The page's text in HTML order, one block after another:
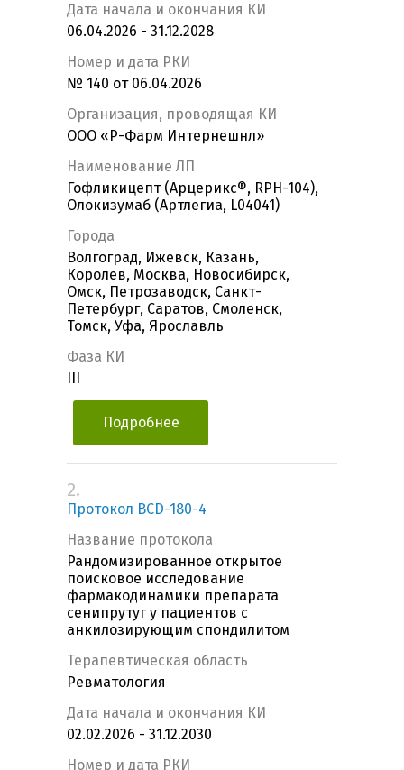
Дата начала и окончания КИ
06.04.2026 - 31.12.2028
Номер и дата РКИ
№ 140 от 06.04.2026
Организация, проводящая КИ
ООО «Р-Фарм Интернешнл»
Наименование ЛП
Гофликицепт (Арцерикс®, RPH-104),
Олокизумаб (Артлегиа, L04041)
Города
Волгоград, Ижевск, Казань,
Королев, Москва, Новосибирск,
Омск, Петрозаводск, Санкт-
Петербург, Саратов, Смоленск,
Томск, Уфа, Ярославль
Фаза КИ
Подробнее
2.
Протокол BCD-180-4
Название протокола
Рандомизированное открытое
поисковое исследование
фармакодинамики препарата
сенипрутуг у пациентов с
анкилозирующим спондилитом
Терапевтическая область
Ревматология
Дата начала и окончания КИ
02.02.2026 - 31.12.2030
Номер и дата РКИ